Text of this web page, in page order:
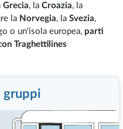
Grecia, la Croazia, la
la Norvegia, la Svezia,
o un'isola europea, parti
Traghettilines
gruppi